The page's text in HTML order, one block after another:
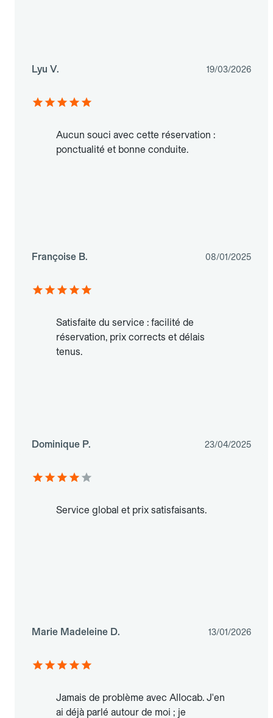
Lyu V. 19/03/2026
Aucun souci avec cette réservation :
ponctualité et bonne conduite.
Françoise B. 08/01/2025
Satisfaite du service : facilité de
réservation, prix corrects et délais
tenus.
Dominique P. 23/04/2025
Service global et prix satisfaisants.
Marie Madeleine D. 13/01/2026
Jamais de problème avec Allocab. J'en
ai déjà parlé autour de moi ; je